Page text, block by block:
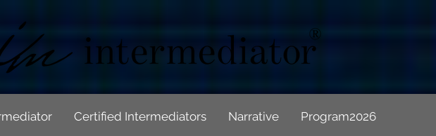
Certified Intermediators Narrative Program2026